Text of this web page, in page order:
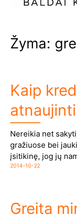
Žyma:
Kaip
Nereikia net
gražiuose bei
įsitikinę, jog jų
2014-10-22
Greita